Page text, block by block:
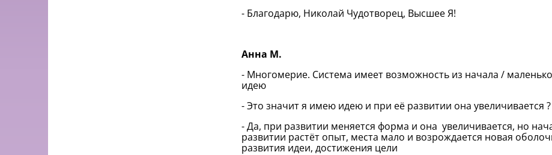
- Благодарю, Николай Чудотворец, Высшее Я!
Анна М.
- Многомерие. Система имеет возможность из начала /
идею
- Это значит я имею идею и при её развитии она увеличивается ?
- Да, при развитии меняется форма и она увеличивается, но
развитии растёт опыт, места мало и возрождается новая
развития идеи, достижения цели